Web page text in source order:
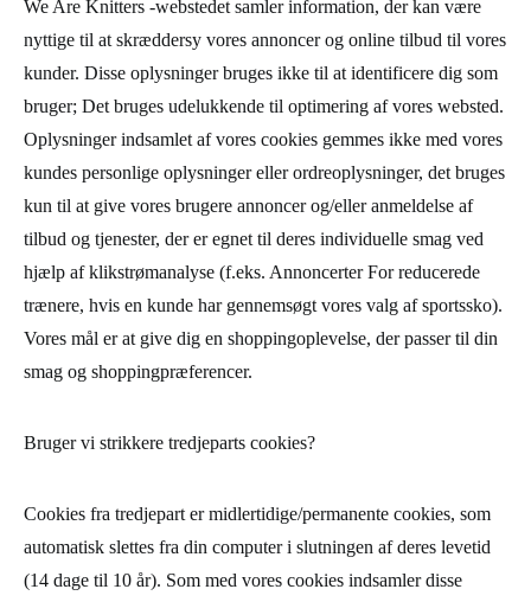
We Are Knitters -webstedet samler information, der kan være
nyttige til at skræddersy vores annoncer og online tilbud til vores
kunder. Disse oplysninger bruges ikke til at identificere dig som
bruger; Det bruges udelukkende til optimering af vores websted.
Oplysninger indsamlet af vores cookies gemmes ikke med vores
kundes personlige oplysninger eller ordreoplysninger, det bruges
kun til at give vores brugere annoncer og/eller anmeldelse af
tilbud og tjenester, der er egnet til deres individuelle smag ved
hjælp af klikstrømanalyse (f.eks. Annoncerter For reducerede
trænere, hvis en kunde har gennemsøgt vores valg af sportssko).
Vores mål er at give dig en shoppingoplevelse, der passer til din
smag og shoppingpræferencer.
Bruger vi strikkere tredjeparts cookies?
Cookies fra tredjepart er midlertidige/permanente cookies, som
automatisk slettes fra din computer i slutningen af ​​deres levetid
(14 dage til 10 år). Som med vores cookies indsamler disse